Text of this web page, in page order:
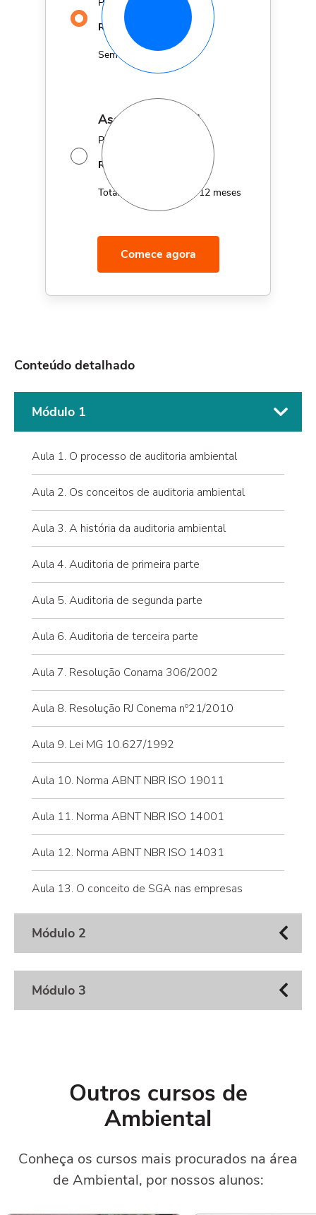
R$
29,90 MÊS
Sem fidelidade
assinatura anual
Por apenas 12x de
R$
MÊS
Total de R$179,40 por 12 meses
Comece agora
Conteúdo detalhado
Módulo 1
Aula 1. O processo de auditoria ambiental
Aula 2. Os conceitos de auditoria ambiental
Aula 3. A história da auditoria ambiental
Aula 4. Auditoria de primeira parte
Aula 5. Auditoria de segunda parte
Aula 6. Auditoria de terceira parte
Aula 7. Resolução Conama 306/2002
Aula 8. Resolução RJ Conema nº21/2010
Aula 9. Lei MG 10.627/1992
Aula 10. Norma ABNT NBR ISO 19011
Aula 11. Norma ABNT NBR ISO 14001
Aula 12. Norma ABNT NBR ISO 14031
Aula 13. O conceito de SGA nas empresas
Módulo 2
Módulo 3
Outros cursos de
Ambiental
Conheça os cursos mais procurados na área
de Ambiental, por nossos alunos: